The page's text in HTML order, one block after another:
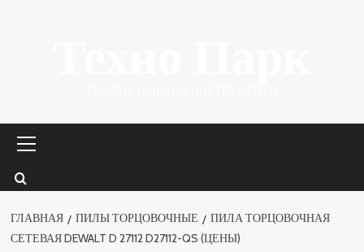
меню
ГЛАВНАЯ ПИЛЫ ТОРЦОВОЧНЫЕ
ПИЛА ТОРЦОВОЧНАЯ
СЕТЕВАЯ DEWALT D 27112 D27112-QS (ЦЕНЫ)